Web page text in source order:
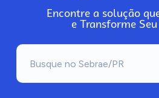
Encontre a solução
e Transforme